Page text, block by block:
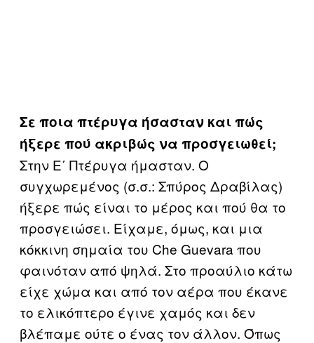
Σε ποια πτέρυγα ήσασταν και πώς
ήξερε πού ακριβώς να προσγειωθεί;
Στην Ε΄ Πτέρυγα ήμασταν. Ο
συγχωρεμένος (σ.σ.: Σπύρος Δραβίλας)
ήξερε πώς είναι το μέρος και πού θα το
προσγειώσει. Είχαμε, όμως, και μια
κόκκινη σημαία του Che Guevara που
φαινόταν από ψηλά. Στο προαύλιο κάτω
είχε χώμα και από τον αέρα που έκανε
το ελικόπτερο έγινε χαμός και δεν
βλέπαμε ούτε ο ένας τον άλλον. Όπως